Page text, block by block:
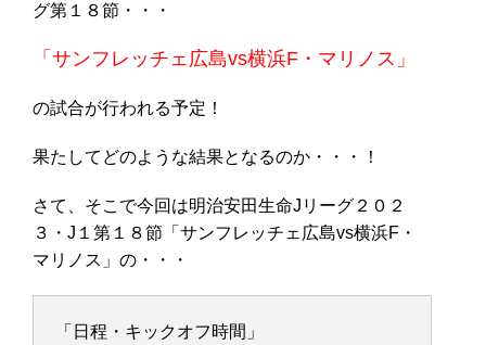
グ第１８節・・・
「サンフレッチェ広島vs横浜F・マリノス」
の試合が行われる予定！
果たしてどのような結果となるのか・・・！
さて、そこで今回は明治安田生命Jリーグ２０２
３・J１第１８節「サンフレッチェ広島vs横浜F・
マリノス」の・・・
「日程・キックオフ時間」